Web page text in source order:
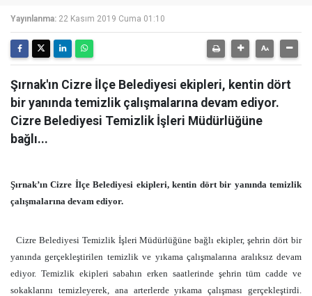
Yayınlanma: 22 Kasım 2019 Cuma 01:10
Şırnak'ın Cizre İlçe Belediyesi ekipleri, kentin dört
bir yanında temizlik çalışmalarına devam ediyor.
Cizre Belediyesi Temizlik İşleri Müdürlüğüne
bağlı...
Şırnak’ın Cizre İlçe Belediyesi ekipleri, kentin dört bir yanında temizlik
çalışmalarına devam ediyor.
Cizre Belediyesi Temizlik İşleri Müdürlüğüne bağlı ekipler, şehrin dört bir
yanında gerçekleştirilen temizlik ve yıkama çalışmalarına aralıksız devam
ediyor. Temizlik ekipleri sabahın erken saatlerinde şehrin tüm cadde ve
sokaklarını temizleyerek, ana arterlerde yıkama çalışması gerçekleştirdi.